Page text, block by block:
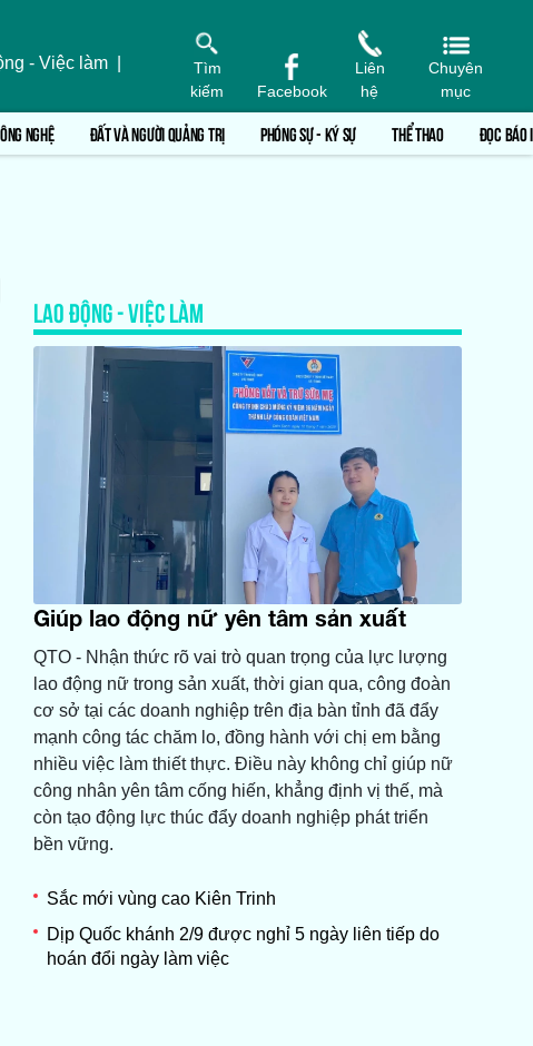
- Việc làm
Tìm
kiếm
Facebook
Liên
hệ
Chuyên
mục
NGHỆ ĐẤT VÀ NGƯỜI QUẢNG TRỊ PHÓNG SỰ - KÝ SỰ THỂ THAO ĐỌC BÁO
LAO ĐỘNG - VIỆC LÀM
Giúp lao động nữ yên tâm sản xuất
QTO - Nhận thức rõ vai trò quan trọng của lực lượng
lao động nữ trong sản xuất, thời gian qua, công đoàn
cơ sở tại các doanh nghiệp trên địa bàn tỉnh đã đẩy
mạnh công tác chăm lo, đồng hành với chị em bằng
nhiều việc làm thiết thực. Điều này không chỉ giúp nữ
công nhân yên tâm cống hiến, khẳng định vị thế, mà
còn tạo động lực thúc đẩy doanh nghiệp phát triển
bền vững.
Sắc mới vùng cao Kiên Trinh
Dịp Quốc khánh 2/9 được nghỉ 5 ngày liên tiếp do
hoán đổi ngày làm việc